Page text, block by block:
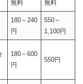
無料 無料
180～240
円
550～
1,100円
180～600
円
550円